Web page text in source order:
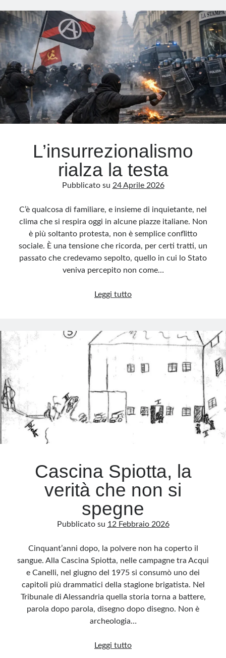
l’ergastolo
per
brigatisti
Curcio
e
Moretti
L’insurrezionalismo
rialza la testa
Pubblicato su 24 Aprile 2026
C’è qualcosa di familiare, e insieme di inquietante, nel
clima che si respira oggi in alcune piazze italiane. Non
è più soltanto protesta, non è semplice conflitto
sociale. È una tensione che ricorda, per certi tratti, un
passato che credevamo sepolto, quello in cui lo Stato
veniva percepito non come…
Leggi tuttoL’insurrezionalismo
testa
Cascina Spiotta, la
verità che non si
spegne
Pubblicato su 12 Febbraio 2026
Cinquant’anni dopo, la polvere non ha coperto il
sangue. Alla Cascina Spiotta, nelle campagne tra Acqui
e Canelli, nel giugno del 1975 si consumò uno dei
capitoli più drammatici della stagione brigatista. Nel
Tribunale di Alessandria quella storia torna a battere,
parola dopo parola, disegno dopo disegno. Non è
archeologia…
Leggi tuttoCascina